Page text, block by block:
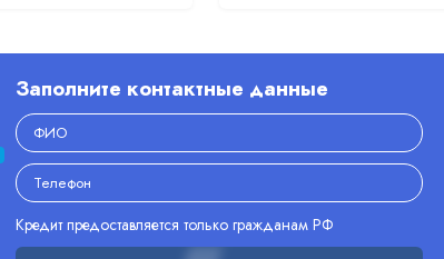
Заполните контактные данные
Кредит предоставляется только гражданам РФ